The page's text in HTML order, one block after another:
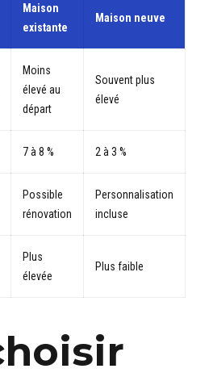
Maison
existante
Maison neuve
Moins
élevé au
départ
Souvent plus
élevé
7 à 8 % 2 à 3 %
Possible
rénovation
Personnalisation
incluse
Plus
élevée
Plus faible